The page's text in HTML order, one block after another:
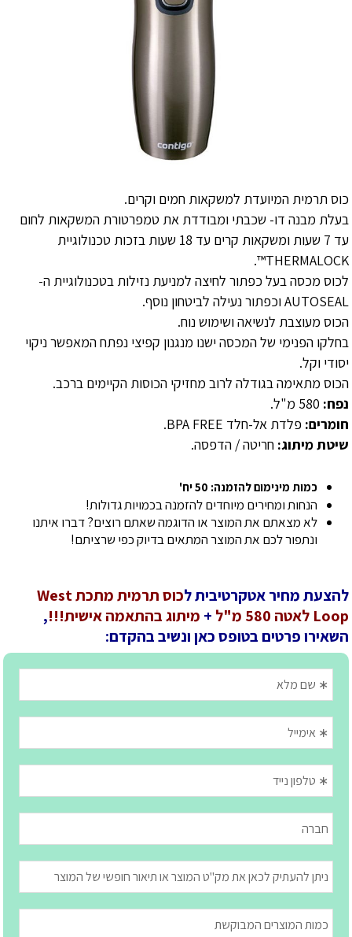
כוס תרמית המיועדת למשקאות חמים וקרים.
בעלת מבנה דו- שכבתי ומבודדת את טמפרטורת המשקאות לחום
עד 7 שעות ומשקאות קרים עד 18 שעות בזכות טכנולוגיית
THERMALOCK™.
לכוס מכסה בעל כפתור לחיצה למניעת נזילות בטכנולוגיית ה-
AUTOSEAL וכפתור נעילה לביטחון נוסף.
הכוס מעוצבת לנשיאה ושימוש נוח.
בחלקו הפנימי של המכסה ישנו מנגנון קפיצי נפתח המאפשר ניקוי
יסודי וקל.
הכוס מתאימה בגודלה לרוב מחזיקי הכוסות הקיימים ברכב.
נפח:
חומרים: פלדת אל-חלד BPA FREE.
שיטת מיתוג: חריטה / הדפסה.
כמות מינימום להזמנה: 50 יח'
הנחות ומחירים מיוחדים להזמנה בכמויות גדולות!
לא מצאתם את המוצר או הדוגמה שאתם רוצים? דברו איתנו
ונתפור לכם את המוצר המתאים בדיוק כפי שרציתם!
להצעת מחיר אטקרטיבית ל
כוס תרמית מתכת West
Loop לאטה 580 מ"ל
+ מיתוג בהתאמה אישית!!!,
השאירו פרטים בטופס כאן ונשיב בהקדם: